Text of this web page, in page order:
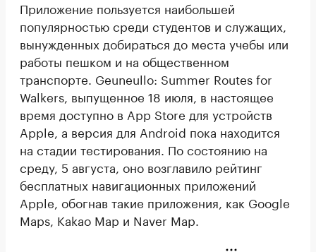
Приложение пользуется наибольшей
популярностью среди студентов и служащих,
вынужденных добираться до места учебы или
работы пешком и на общественном
транспорте. Geuneullo: Summer Routes for
Walkers, выпущенное 18 июля, в настоящее
время доступно в App Store для устройств
Apple, а версия для Android пока находится
на стадии тестирования. По состоянию на
среду, 5 августа, оно возглавило рейтинг
бесплатных навигационных приложений
Apple, обогнав такие приложения, как Google
Maps, Kakao Map и Naver Map.